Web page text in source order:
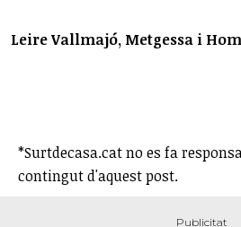
Leire Vallmajó, Metgessa i
*Surtdecasa.cat no es fa
contingut d'aquest post.